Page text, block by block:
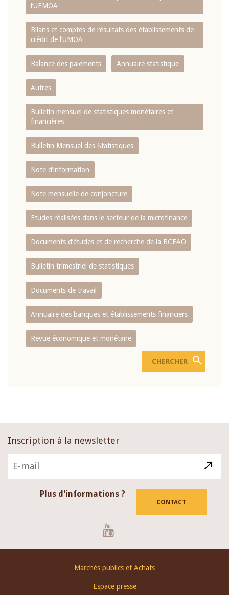
l‘UEMOA
Bilans et comptes de résultats des établissements de
crédit de l‘UMOA
Balance des paiements Annuaire statistique
Autres
Bulletin mensuel de statistiques monétaires et
financières
Bulletin Mensuel des Statistiques
Note d’information
Note mensuelle de conjoncture
Etudes réalisées dans le secteur de la microfinance
Documents d’études et de recherche de la BCEAO
Bulletin trimestriel de statistiques
Documents de travail
Annuaire des banques et établissements financiers
Revue économique et monétaire
Inscription à la newsletter
Plus d'informations ?
CONTACT
Marchés publics et Achats
Espace presse